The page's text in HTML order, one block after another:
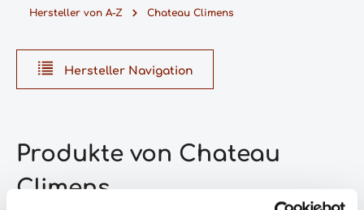
Hersteller von A-Z Chateau Climens
Hersteller Navigation
Produkte von Chateau
Climens